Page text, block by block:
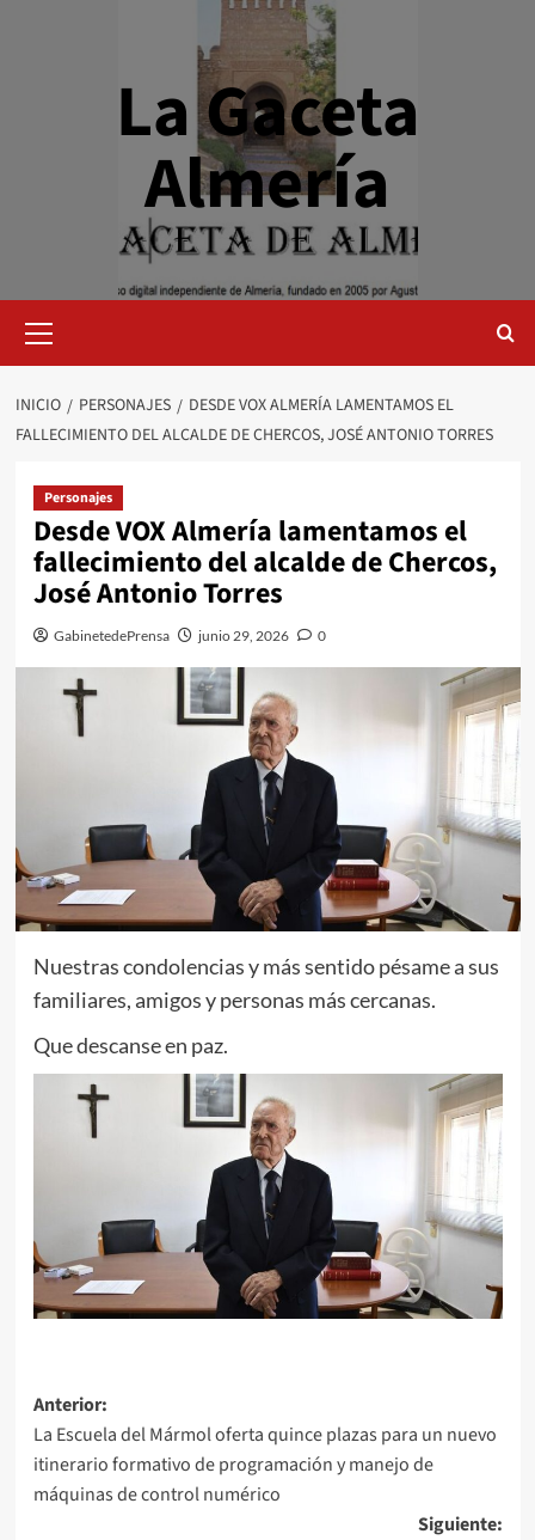
La Gaceta
Almería
primario
INICIO PERSONAJES
DESDE VOX ALMERÍA LAMENTAMOS EL
FALLECIMIENTO DEL ALCALDE DE CHERCOS, JOSÉ ANTONIO TORRES
Personajes
Desde VOX Almería lamentamos el
fallecimiento del alcalde de Chercos,
José Antonio Torres
GabinetedePrensa junio 29, 2026 0
Nuestras condolencias y más sentido pésame a sus
familiares, amigos y personas más cercanas.
Que descanse en paz.
Navegación
de
entradas
Anterior:
La Escuela del Mármol oferta quince plazas para un nuevo
itinerario formativo de programación y manejo de
máquinas de control numérico
Siguiente: